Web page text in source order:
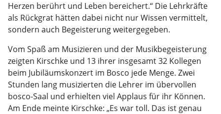
Herzen berührt und Leben bereichert.“ Die Lehrkräfte
als Rückgrat hätten dabei nicht nur Wissen vermittelt,
sondern auch Begeisterung weitergegeben.
Vom Spaß am Musizieren und der Musikbegeisterung
zeigten Kirschke und 13 ihrer insgesamt 32 Kollegen
beim Jubiläumskonzert im Bosco jede Menge. Zwei
Stunden lang musizierten die Lehrer im übervollen
bosco-Saal und erhielten viel Applaus für ihr Können.
Am Ende meinte Kirschke: „Es war toll. Das ist genau